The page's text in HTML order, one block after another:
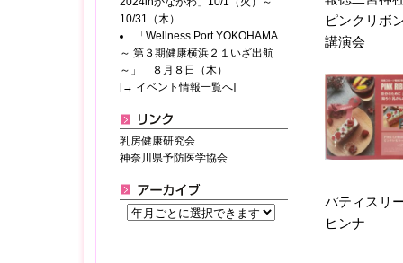
ピンクリボ
講演会
パティスリ
ヒンナ
10/31（木）
「Wellness Port YOKOHAMA
～ 第３期健康横浜２１いざ出航
～」 ８月８日（木）
[→ イベント情報一覧へ]
乳房健康研究会
神奈川県予防医学協会